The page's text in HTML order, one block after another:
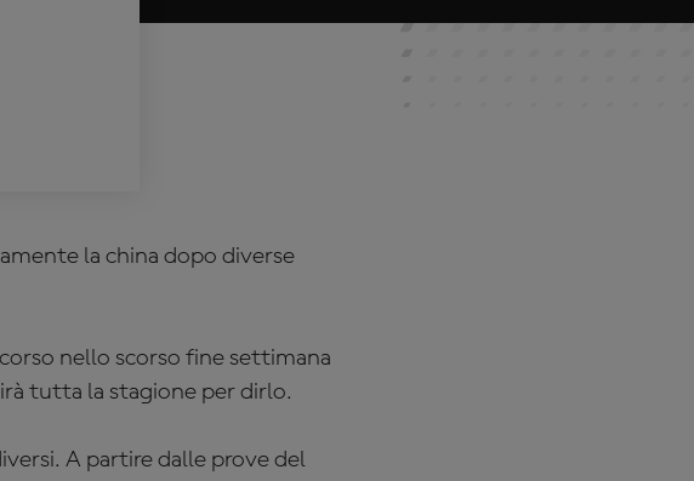
la china dopo diverse
nello scorso fine settimana
tutta la stagione per dirlo.
A partire dalle prove del